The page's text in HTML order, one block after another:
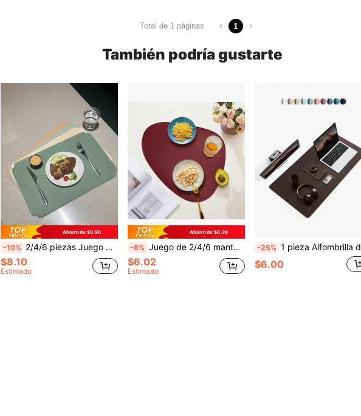
Total de 1 páginas 1
También podría gustarte
Ahorro de $0.90
-10% 2/4/6 piezas Juego de manteles individuales de PU, adecuado para cocina y comedor interior y exterior, lavable y resistente al calor, manteles individuales y posavasos fáciles de limpiar, aplicable para camping, vacaciones, bodas, fiestas
$8.10
Estimado
Ahorro de $0.38
-6% Juego de 2/4/6 manteles individuales para mesa de comedor, manteles individuales de piel sintética lavables y resistentes al calor, fáciles de limpiar, para mesa redonda, para interior y patio, diseño de Halloween
$6.02
Estimado
-25% 1 pieza Alfombrilla de escritorio antideslizante, Alfombrilla de ratón, Protector de escritorio/mesa de piel de poliuretano impermeable, Blotter de escritorio grande y ultrafino, Fácil de limpiar Alfombrilla de escritorio/laptop para oficina/hogar/decoración (Rosa)
$6.00